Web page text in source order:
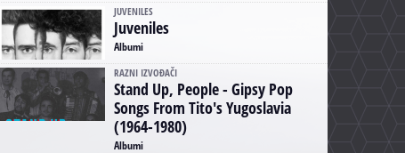
JUVENILES
Juveniles
Albumi
RAZNI IZVOĐAČI
Stand Up, People - Gipsy Pop
Songs From Tito's Yugoslavia
(1964-1980)
Albumi